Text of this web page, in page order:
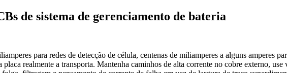
de sistema de gerenciamento de bateria
para redes de detecção de célula, centenas de miliamperes a alguns amperes
realmente a transporta. Mantenha caminhos de alta corrente no cobre externo, use